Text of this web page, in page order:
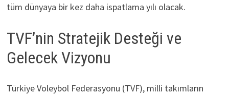
tüm dünyaya bir kez daha ispatlama yılı olacak.
TVF’nin Stratejik Desteği ve
Gelecek Vizyonu
Türkiye Voleybol Federasyonu (TVF), milli takımların